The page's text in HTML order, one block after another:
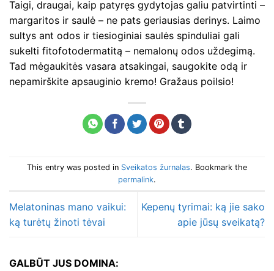
Taigi, draugai, kaip patyręs gydytojas galiu patvirtinti –
margaritos ir saulė – ne pats geriausias derinys. Laimo
sultys ant odos ir tiesioginiai saulės spinduliai gali
sukelti fitofotodermatitą – nemalonų odos uždegimą.
Tad mėgaukitės vasara atsakingai, saugokite odą ir
nepamirškite apsauginio kremo! Gražaus poilsio!
This entry was posted in Sveikatos žurnalas. Bookmark the
permalink.
Melatoninas mano vaikui:
ką turėtų žinoti tėvai
Kepenų tyrimai: ką jie sako
apie jūsų sveikatą?
GALBŪT JUS DOMINA: